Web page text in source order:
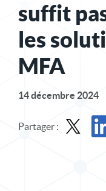
suffit
les
MFA
14 décembre 2024
Partager :